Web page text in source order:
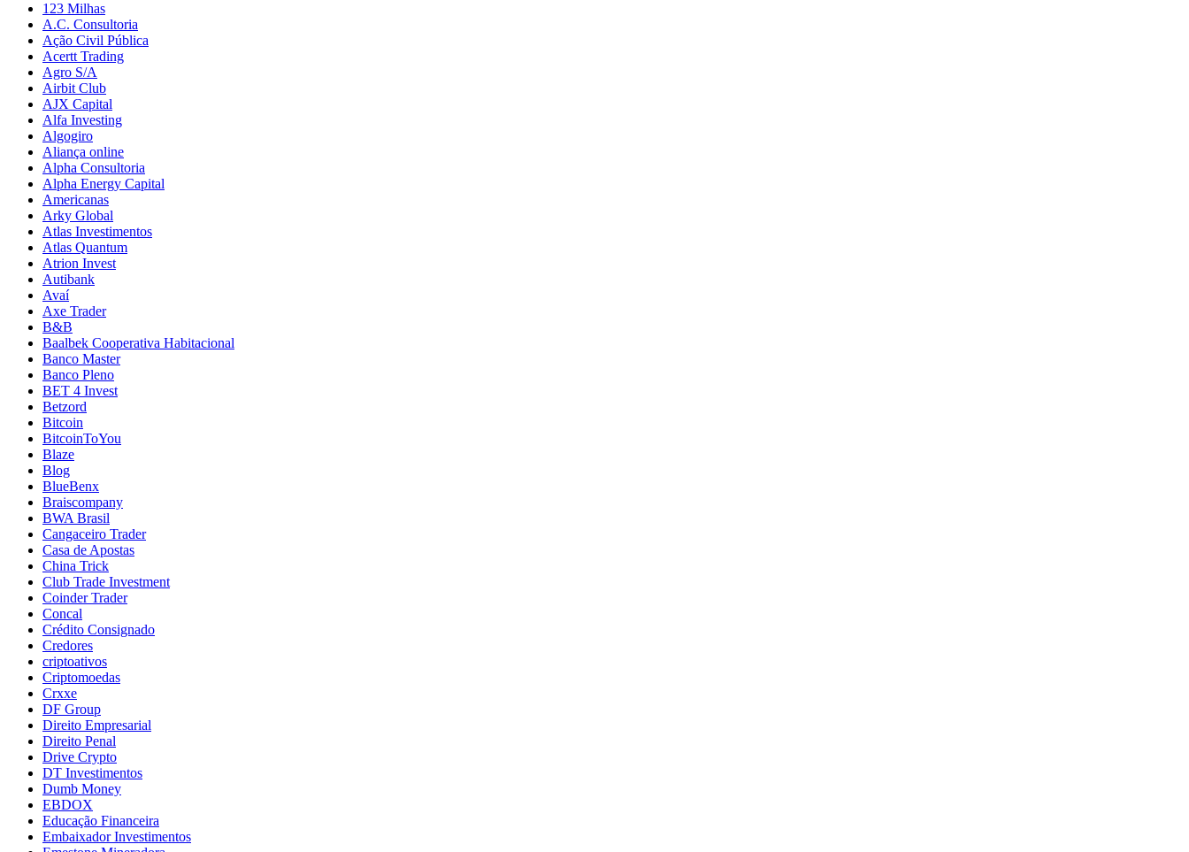
123 Milhas
A.C. Consultoria
Ação Civil Pública
Acertt Trading
Agro S/A
Airbit Club
AJX Capital
Alfa Investing
Algogiro
Aliança online
Alpha Consultoria
Alpha Energy Capital
Americanas
Arky Global
Atlas Investimentos
Atlas Quantum
Atrion Invest
Autibank
Avaí
Axe Trader
B&B
Baalbek Cooperativa Habitacional
Banco Master
Banco Pleno
BET 4 Invest
Betzord
Bitcoin
BitcoinToYou
Blaze
Blog
BlueBenx
Braiscompany
BWA Brasil
Cangaceiro Trader
Casa de Apostas
China Trick
Club Trade Investment
Coinder Trader
Concal
Crédito Consignado
Credores
criptoativos
Criptomoedas
Crxxe
DF Group
Direito Empresarial
Direito Penal
Drive Crypto
DT Investimentos
Dumb Money
EBDOX
Educação Financeira
Embaixador Investimentos